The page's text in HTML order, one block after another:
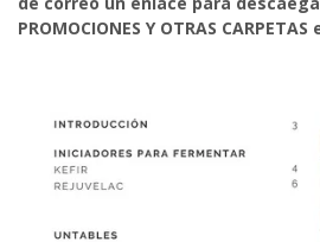
PROMOCIONES Y OTRAS